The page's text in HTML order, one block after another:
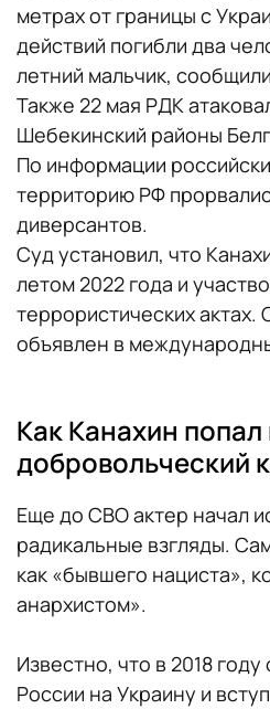
метрах от границы с
действий погибли два
летний мальчик,
Также 22 мая РДК
Шебекинский районы
По информации
территорию РФ
диверсантов.
Суд установил, что
летом 2022 года и
террористических
объявлен в
Как Канахин попал
добровольческий
Еще до СВО актер начал
радикальные взгляды.
как «бывшего нациста»,
анархистом».
Известно, что в 2018
России на Украину и